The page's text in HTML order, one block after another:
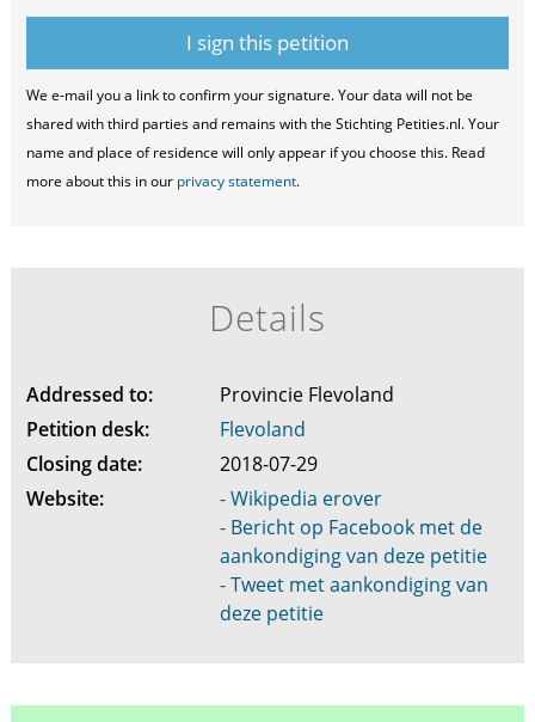
We e-mail you a link to confirm your signature. Your data will not be
shared with third parties and remains with the Stichting Petities.nl. Your
name and place of residence will only appear if you choose this. Read
more about this in our privacy statement.
Details
Addressed to:
Provincie Flevoland
Petition desk:
Flevoland
Closing date:
2018-07-29
Website:
- Wikipedia erover
- Bericht op Facebook met de
aankondiging van deze petitie
- Tweet met aankondiging van
deze petitie